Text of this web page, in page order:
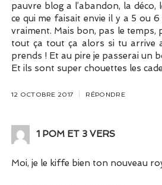
pauvre blog a l’abandon, la déco,
ce qui me faisait envie il y a 5 ou
vraiment. Mais bon, pas le temps,
tout ça tout ça alors si tu arrive
prends ! Et au pire je passerai un
Et ils sont super chouettes les
12 OCTOBRE 2017 RÉPONDRE
1 POM ET 3 VERS
Moi, je le kiffe bien ton nouveau